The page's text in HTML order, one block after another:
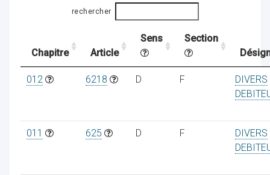
rechercher
Chapitre Article
Sens
Section
012 6218 D F
DIVERS
011 625 D F
DIVERS